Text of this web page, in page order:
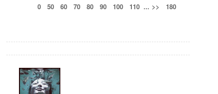
0
50 60 70 80 90 100 110 ... >> 180